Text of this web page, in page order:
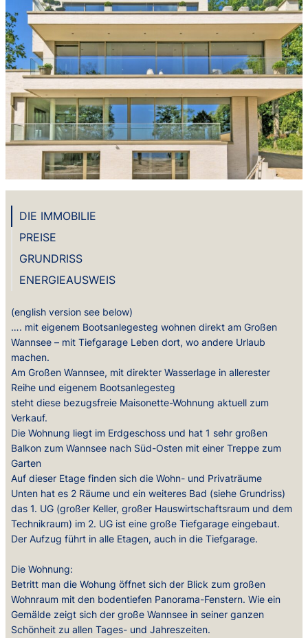
DIE IMMOBILIE
PREISE
GRUNDRISS
ENERGIEAUSWEIS
(english version see below)
…. mit eigenem Bootsanlegesteg wohnen direkt am Großen
Wannsee – mit Tiefgarage Leben dort, wo andere Urlaub
machen.
Am Großen Wannsee, mit direkter Wasserlage in allerester
Reihe und eigenem Bootsanlegesteg
steht diese bezugsfreie Maisonette-Wohnung aktuell zum
Verkauf.
Die Wohnung liegt im Erdgeschoss und hat 1 sehr großen
Balkon zum Wannsee nach Süd-Osten mit einer Treppe zum
Garten
Auf dieser Etage finden sich die Wohn- und Privaträume
Unten hat es 2 Räume und ein weiteres Bad (siehe Grundriss)
das 1. UG (großer Keller, großer Hauswirtschaftsraum und dem
Technikraum) im 2. UG ist eine große Tiefgarage eingebaut.
Der Aufzug führt in alle Etagen, auch in die Tiefgarage.
Die Wohnung:
Betritt man die Wohung öffnet sich der Blick zum großen
Wohnraum mit den bodentiefen Panorama-Fenstern. Wie ein
Gemälde zeigt sich der große Wannsee in seiner ganzen
Schönheit zu allen Tages- und Jahreszeiten.